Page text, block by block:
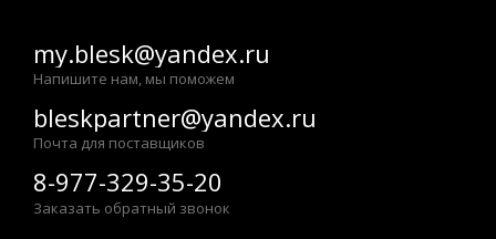
my.blesk@yandex.ru
Напишите нам, мы поможем
bleskpartner@yandex.ru
Почта для поставщиков
8-977-329-35-20
Заказать обратный звонок